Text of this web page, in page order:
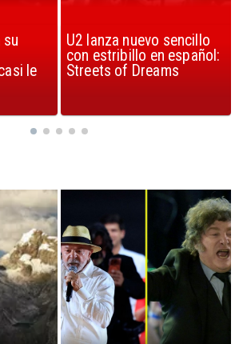
“Africa” de Toto es
considerada la mejor
canción, según la ciencia